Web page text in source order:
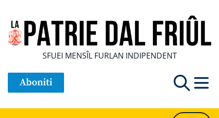
SFUEI MENSÎL FURLAN INDIPENDENT
Aboniti